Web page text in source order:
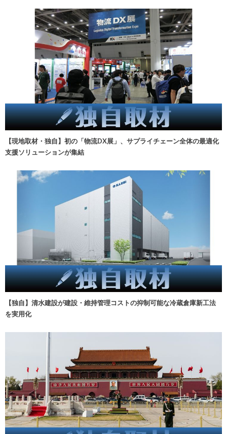
【現地取材・独自】初の「物流DX展」、サプライチェーン全体の最適化
支援ソリューションが集結
【独自】清水建設が建設・維持管理コストの抑制可能な冷蔵倉庫新工法
を実用化